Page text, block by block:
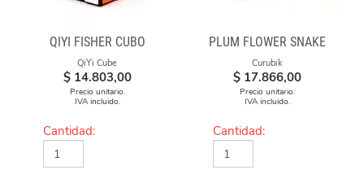
QIYI FISHER CUBO
QiYi Cube
$ 14.803,00
Precio unitario.
IVA incluido.
Cantidad:
PLUM FLOWER SNAKE
Curubik
$ 17.866,00
Precio unitario.
IVA incluido.
Cantidad: